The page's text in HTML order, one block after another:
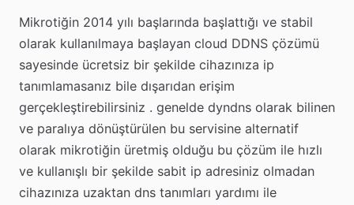
Mikrotiğin 2014 yılı başlarında başlattığı ve stabil
olarak kullanılmaya başlayan cloud DDNS çözümü
sayesinde ücretsiz bir şekilde cihazınıza ip
tanımlamasanız bile dışarıdan erişim
gerçekleştirebilirsiniz . genelde dyndns olarak bilinen
ve paralıya dönüştürülen bu servisine alternatif
olarak mikrotiğin üretmiş olduğu bu çözüm ile hızlı
ve kullanışlı bir şekilde sabit ip adresiniz olmadan
cihazınıza uzaktan dns tanımları yardımı ile